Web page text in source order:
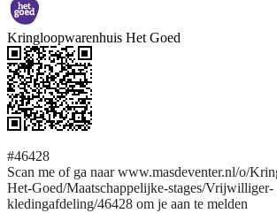
Kringloopwarenhuis Het Goed
#46428
Scan me of ga naar www.masdeventer.nl/o/
Het-Goed/Maatschappelijke-stages/Vrijwilliger-
kledingafdeling/46428 om je aan te melden